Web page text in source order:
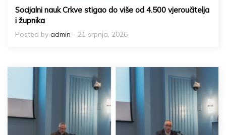
Socijalni nauk Crkve stigao do više od 4.500 vjeroučitelja
i župnika
Posted by admin - 21 srpnja, 2026